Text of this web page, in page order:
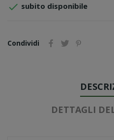
 subito disponibile
Condividi
DETTAGLI